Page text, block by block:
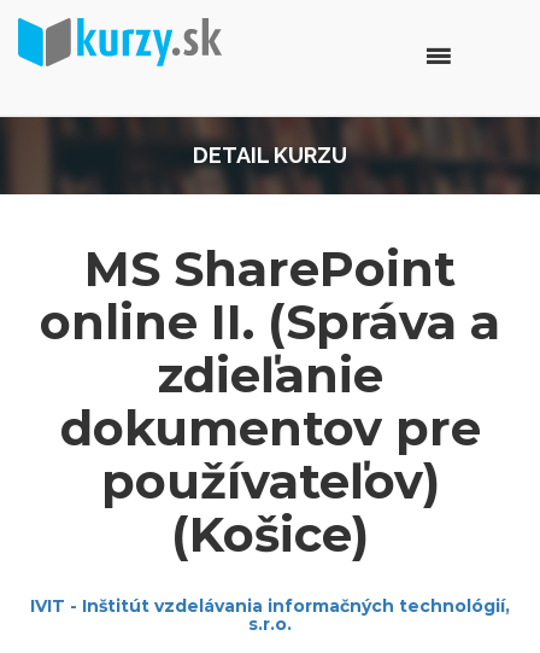
DETAIL KURZU
MS SharePoint
online II. (Správa a
zdieľanie
dokumentov pre
používateľov)
(Košice)
IVIT - Inštitút vzdelávania informačných technológií,
s.r.o.